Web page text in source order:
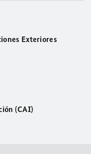
Exteriores
(CAI)